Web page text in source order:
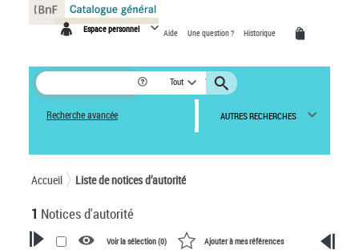
Espace personnel Aide Une question ? Historique
Tout
Recherche avancée AUTRES RECHERCHES
Accueil Liste de notices d’autorité
1 Notices d'autorité
Voir la sélection (0) Ajouter à mes références
Panneau de gestion des cookies